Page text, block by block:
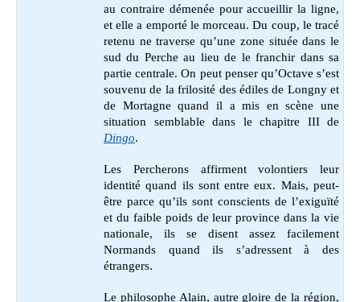
au contraire démenée pour accueillir la ligne,
et elle a emporté le morceau. Du coup, le tracé
retenu ne traverse qu’une zone située dans le
sud du Perche au lieu de le franchir dans sa
partie centrale. On peut penser qu’Octave s’est
souvenu de la frilosité des édiles de Longny et
de Mortagne quand il a mis en scène une
situation semblable dans le chapitre III de
Dingo.
Les Percherons affirment volontiers leur
identité quand ils sont entre eux. Mais, peut-
être parce qu’ils sont conscients de l’exiguïté
et du faible poids de leur province dans la vie
nationale, ils se disent assez facilement
Normands quand ils s’adressent à des
étrangers.
Le philosophe Alain, autre gloire de la région,